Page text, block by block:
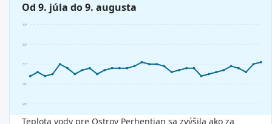
Od 9. júla do 9. augusta
29°
30°
31°
32°
33°
Teplota vody pre Ostrov Perhentian sa zvýšila ako za